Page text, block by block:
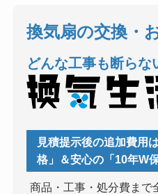
換気扇の交換・
どんな工事も断らな
見積提示後の追加費用
格」＆安心の「10年W保
商品・工事・処分費まで